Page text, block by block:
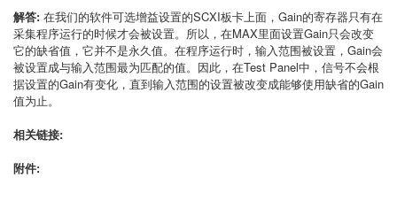
解答: 在我们的软件可选增益设置的SCXI板卡上面，Gain的寄存器只有在
采集程序运行的时候才会被设置。所以，在MAX里面设置Gain只会改变
它的缺省值，它并不是永久值。在程序运行时，输入范围被设置，Gain会
被设置成与输入范围最为匹配的值。因此，在Test Panel中，信号不会根
据设置的Gain有变化，直到输入范围的设置被改变成能够使用缺省的Gain
值为止。
相关链接:
附件: